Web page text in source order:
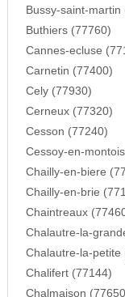
Bussy-saint-martin
Buthiers (77760)
Cannes-ecluse
Carnetin (77400)
Cely (77930)
Cerneux (77320)
Cesson (77240)
Cessoy-en-
Chailly-en-biere
Chailly-en-brie
Chaintreaux
Chalautre-la-
Chalautre-la-petite
Chalifert (77144)
Chalmaison